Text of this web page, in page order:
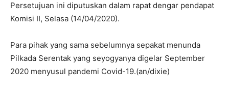
Persetujuan ini diputuskan dalam rapat dengar pendapat
Komisi II, Selasa (14/04/2020).
Para pihak yang sama sebelumnya sepakat menunda
Pilkada Serentak yang seyogyanya digelar September
2020 menyusul pandemi Covid-19.(an/dixie)